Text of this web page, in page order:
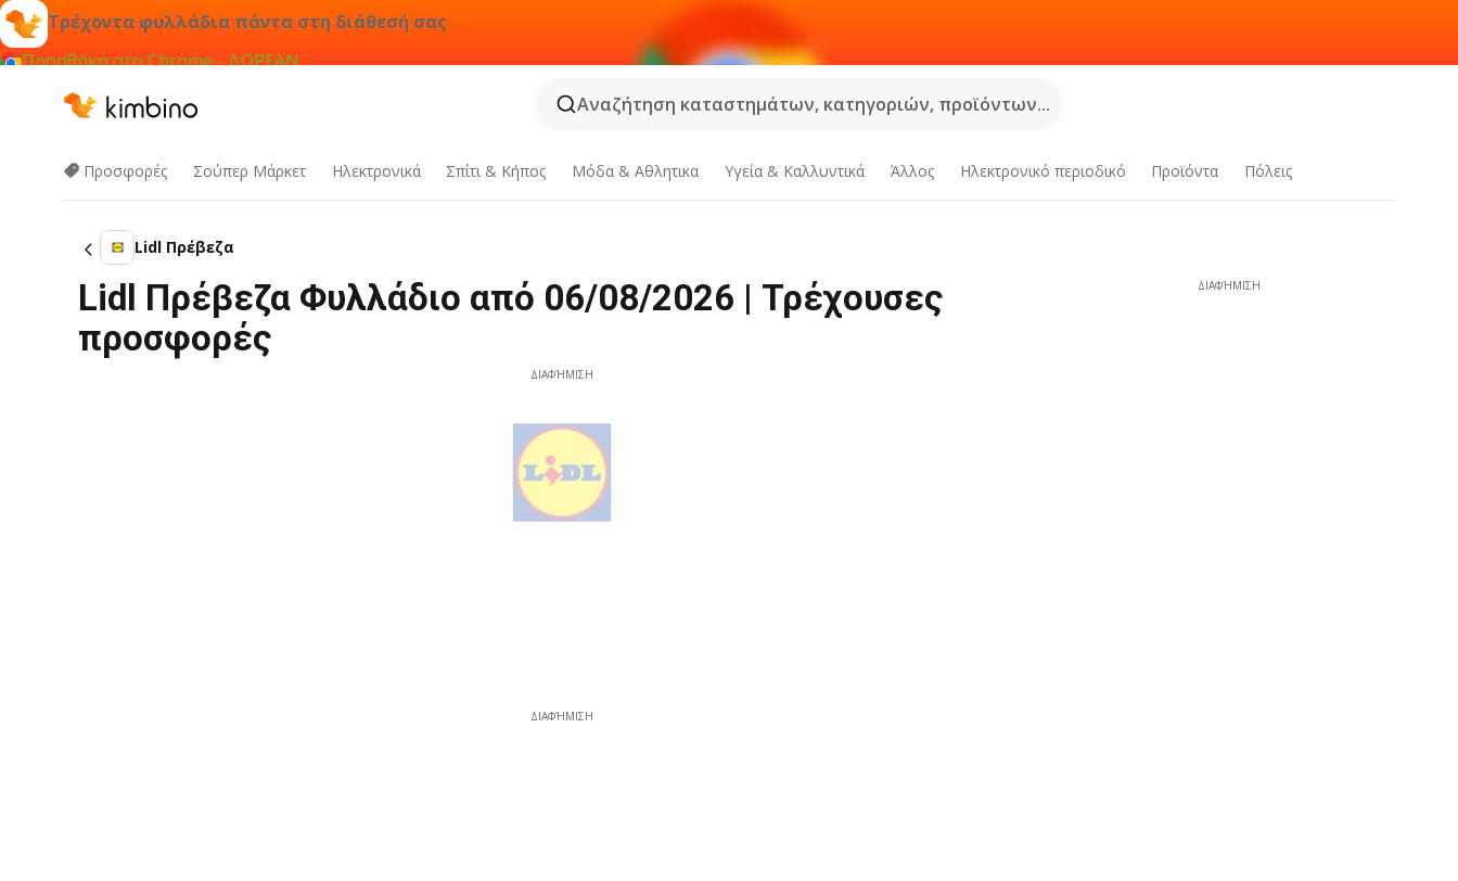
Τρέχοντα φυλλάδια πάντα στη διάθεσή σας
Προσθήκη στο Chrome - ΔΩΡΕΑΝ
Αναζήτηση καταστημάτων, κατηγοριών, προϊόντων...
Προσφορές Σούπερ Μάρκετ Hλεκτρονικά Σπίτι & Κήπος Μόδα & Aθλητικα Υγεία & Καλλυντικά Άλλος Ηλεκτρονικό περιοδικό Προϊόντα Πόλεις
Lidl Πρέβεζα
Lidl Πρέβεζα Φυλλάδιο από 06/08/2026 | Τρέχουσες
προσφορές
ΔΙΑΦΉΜΙΣΗ
ΔΙΑΦΉΜΙΣΗ
ΔΙΑΦΉΜΙΣΗ